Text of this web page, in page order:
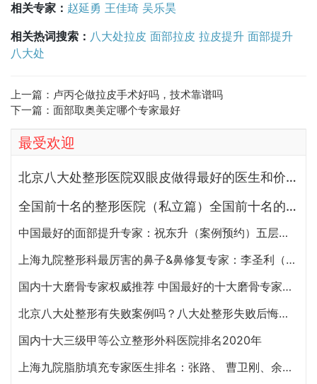
相关专家： 赵延勇 王佳琦 吴乐昊
相关热词搜索： 八大处拉皮 面部拉皮 拉皮提升 面部提升
八大处
上一篇： 卢丙仑做拉皮手术好吗，技术靠谱吗
下一篇： 面部取奥美定哪个专家最好
最受欢迎
北京八大处整形医院双眼皮做得最好的医生和价格大全
全国前十名的整形医院（私立篇）全国前十名的私立整形医院排名大全
中国最好的面部提升专家：祝东升（案例预约）五层面部提升怎么样？
上海九院整形科最厉害的鼻子&鼻修复专家：李圣利（简介、案例、预约）
国内十大磨骨专家权威推荐 中国最好的十大磨骨专家排名
北京八大处整形有失败案例吗？八大处整形失败后悔怎么办？怎么投诉？
国内十大三级甲等公立整形外科医院排名2020年
上海九院脂肪填充专家医生排名：张路、 曹卫刚、余力（简介、案例、预约）